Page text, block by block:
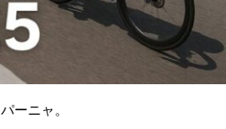
ーニャ。